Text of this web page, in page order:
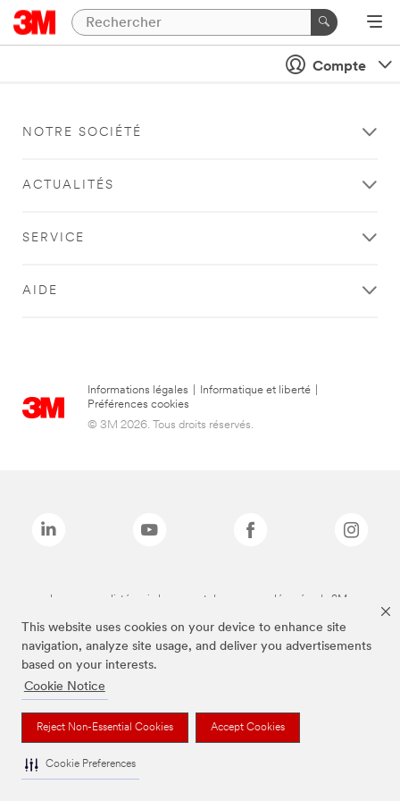
This website uses cookies on your device to enhance site
navigation, analyze site usage, and deliver you advertisements
based on your interests.
Cookie Notice
Reject Non-Essential Cookies Accept Cookies
Cookie Preferences
Compte
NOTRE SOCIÉTÉ
ACTUALITÉS
SERVICE
AIDE
Informations légales Informatique et liberté
Préférences cookies
© 3M 2026. Tous droits réservés.
Les marques listées ci-dessus sont des marques déposées de 3M.